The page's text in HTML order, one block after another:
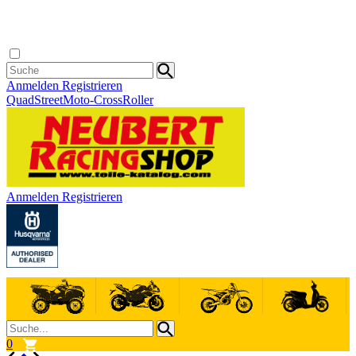
Anmelden Registrieren
QuadStreetMoto-CrossRoller
Anmelden Registrieren
0